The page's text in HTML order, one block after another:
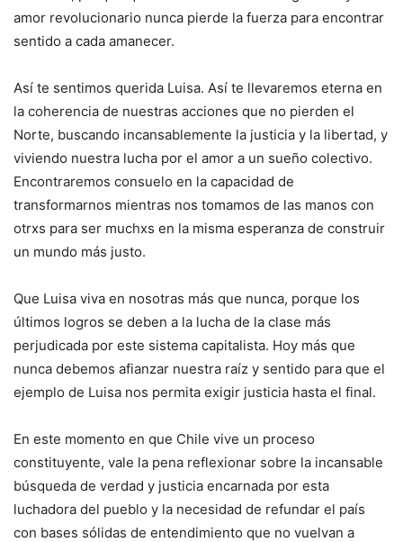
amor revolucionario nunca pierde la fuerza para encontrar
sentido a cada amanecer.
Así te sentimos querida Luisa. Así te llevaremos eterna en
la coherencia de nuestras acciones que no pierden el
Norte, buscando incansablemente la justicia y la libertad, y
viviendo nuestra lucha por el amor a un sueño colectivo.
Encontraremos consuelo en la capacidad de
transformarnos mientras nos tomamos de las manos con
otrxs para ser muchxs en la misma esperanza de construir
un mundo más justo.
Que Luisa viva en nosotras más que nunca, porque los
últimos logros se deben a la lucha de la clase más
perjudicada por este sistema capitalista. Hoy más que
nunca debemos afianzar nuestra raíz y sentido para que el
ejemplo de Luisa nos permita exigir justicia hasta el final.
En este momento en que Chile vive un proceso
constituyente, vale la pena reflexionar sobre la incansable
búsqueda de verdad y justicia encarnada por esta
luchadora del pueblo y la necesidad de refundar el país
con bases sólidas de entendimiento que no vuelvan a